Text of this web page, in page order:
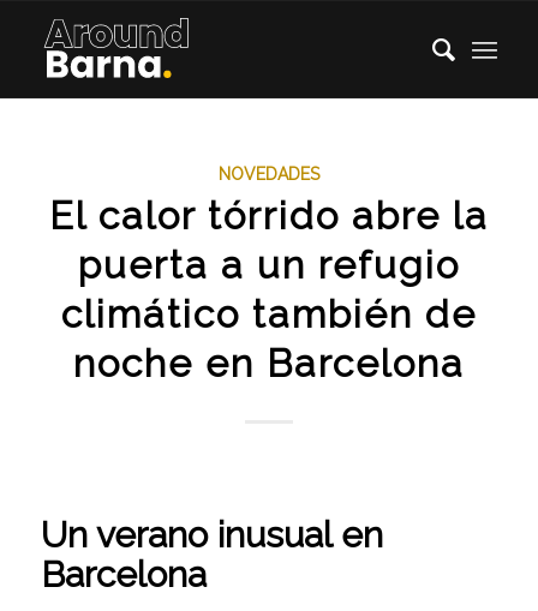
NOVEDADES
El calor tórrido abre la
puerta a un refugio
climático también de
noche en Barcelona
Un verano inusual en
Barcelona